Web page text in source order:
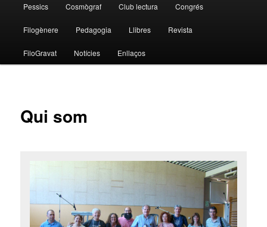
al
contingut
Pessics Cosmògraf Club lectura Congrés
Filogènere Pedagogia Llibres Revista
FiloGravat Notícies Enllaços
Qui som